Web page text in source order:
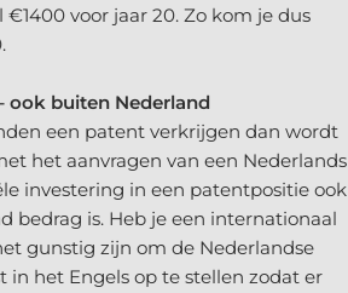
voor jaar 20. Zo kom je dus
ook buiten Nederland
een patent verkrijgen dan wordt
het aanvragen van een Nederlands
investering in een patentpositie ook
bedrag is. Heb je een internationaal
gunstig zijn om de Nederlandse
in het Engels op te stellen zodat er